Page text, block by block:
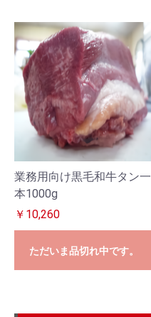
業務用向け黒毛和牛タン一
本1000g
￥10,260
ただいま品切れ中です。